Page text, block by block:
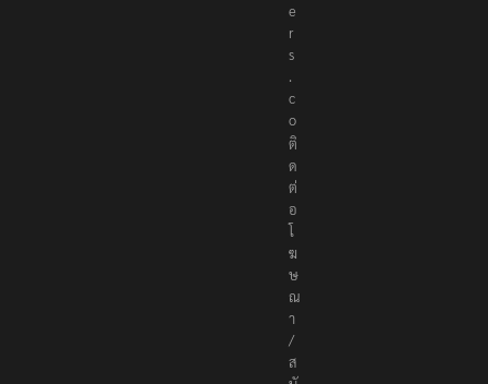
e
r
s
.
c
o
ติ
ด
ต่
อ
โ
ฆ
ษ
ณ
า
/
ส